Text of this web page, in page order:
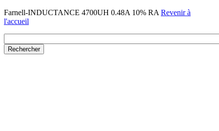
Farnell-INDUCTANCE 4700UH 0.48A 10% RA Revenir à
l'accueil